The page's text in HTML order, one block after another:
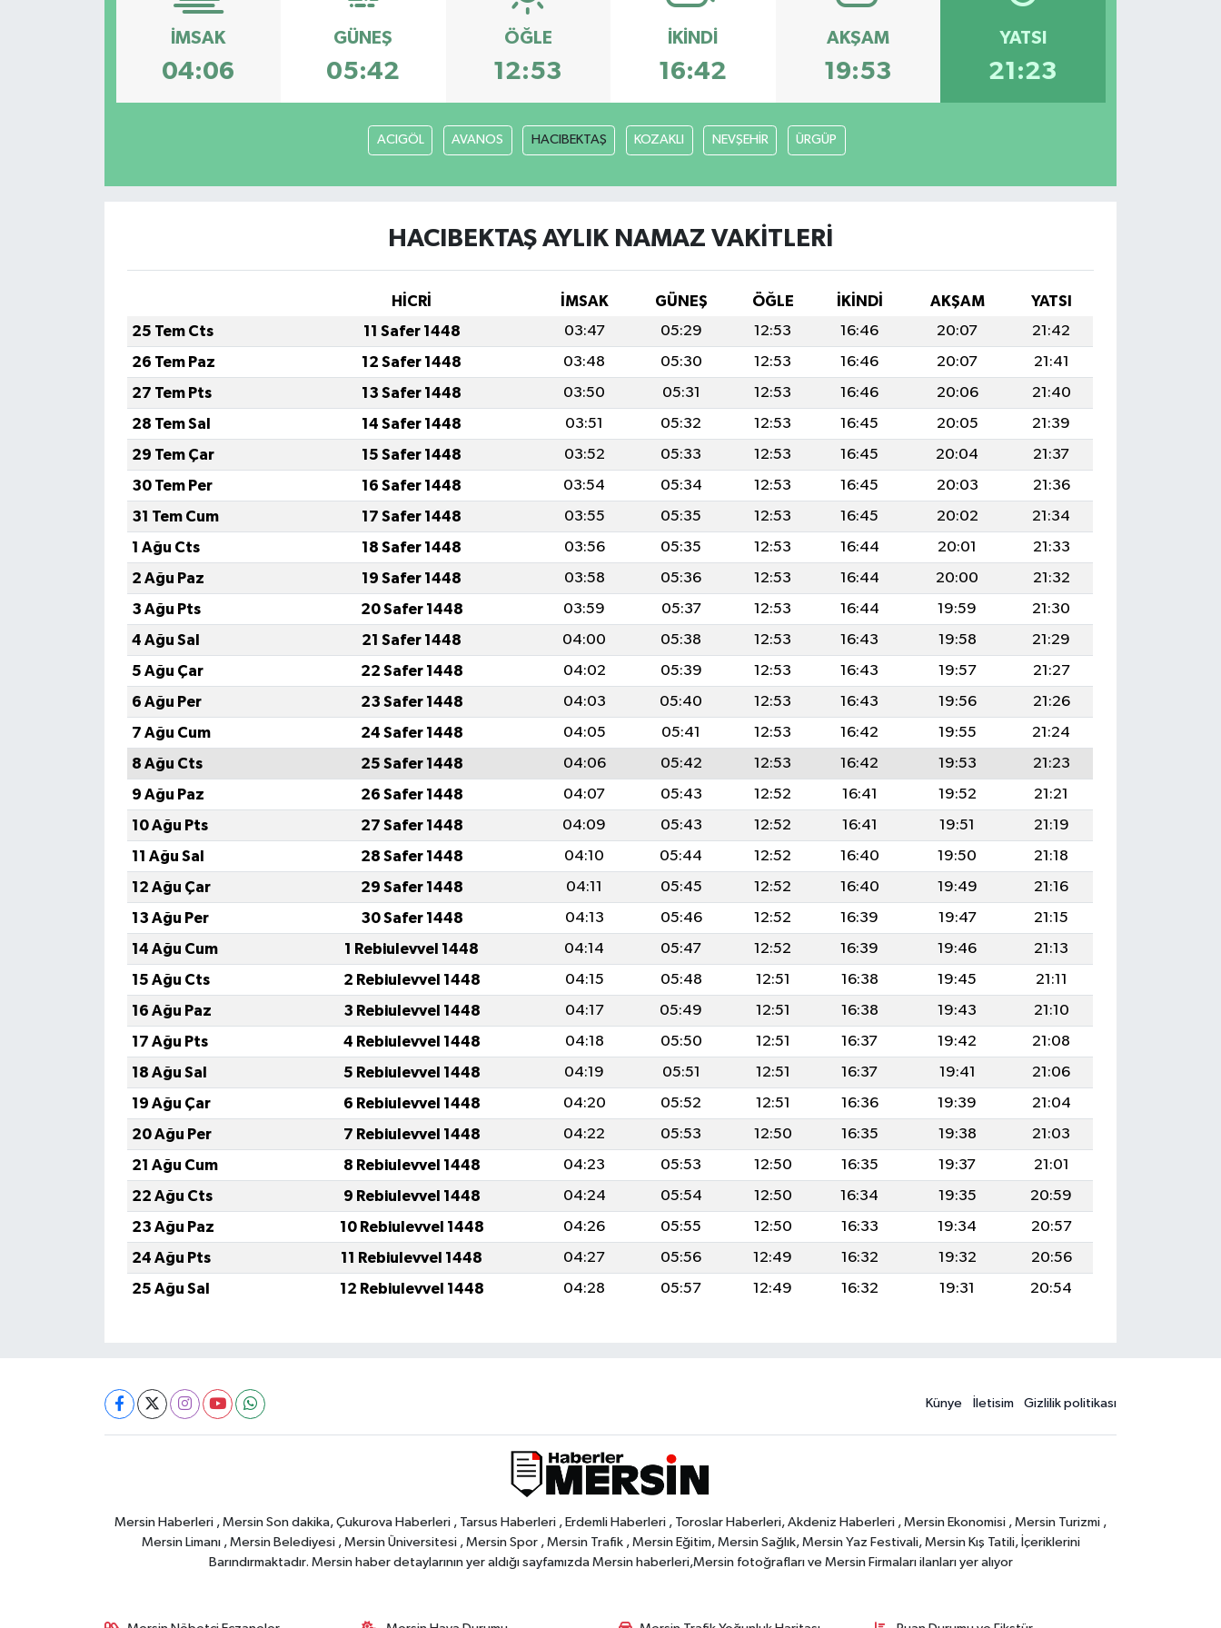
İMSAK
04:06
GÜNEŞ
05:42
ÖĞLE
12:53
İKINDI
16:42
AKŞAM
19:53
YATSI
21:23
ACIGÖL AVANOS HACIBEKTAŞ KOZAKLI NEVŞEHİR ÜRGÜP
HACIBEKTAŞ AYLIK NAMAZ VAKITLERI
HİCRİ İMSAK GÜNEŞ ÖĞLE İKINDI AKŞAM
YATSI
25 Tem Cts
11 Safer 1448 03:47 05:29 12:53 16:46 20:07
21:42
26 Tem Paz
12 Safer 1448 03:48 05:30 12:53 16:46 20:07
21:41
27 Tem Pts
13 Safer 1448 03:50 05:31 12:53 16:46 20:06
21:40
28 Tem Sal
14 Safer 1448 03:51 05:32 12:53 16:45 20:05
21:39
29 Tem Çar
15 Safer 1448 03:52 05:33 12:53 16:45 20:04
21:37
30 Tem Per
16 Safer 1448 03:54 05:34 12:53 16:45 20:03
21:36
31 Tem Cum
17 Safer 1448 03:55 05:35 12:53 16:45 20:02
21:34
1 Ağu Cts
18 Safer 1448 03:56 05:35 12:53 16:44 20:01
21:33
2 Ağu Paz
19 Safer 1448 03:58 05:36 12:53 16:44 20:00
21:32
3 Ağu Pts
20 Safer 1448 03:59 05:37 12:53 16:44 19:59
21:30
4 Ağu Sal
21 Safer 1448 04:00 05:38 12:53 16:43 19:58
21:29
5 Ağu Çar
22 Safer 1448 04:02 05:39 12:53 16:43 19:57
21:27
6 Ağu Per
23 Safer 1448 04:03 05:40 12:53 16:43 19:56
21:26
7 Ağu Cum
24 Safer 1448 04:05 05:41 12:53 16:42 19:55
21:24
8 Ağu Cts
25 Safer 1448 04:06 05:42 12:53 16:42 19:53
21:23
9 Ağu Paz
26 Safer 1448 04:07 05:43 12:52 16:41 19:52
21:21
10 Ağu Pts
27 Safer 1448 04:09 05:43 12:52 16:41 19:51
21:19
11 Ağu Sal
28 Safer 1448 04:10 05:44 12:52 16:40 19:50
21:18
12 Ağu Çar
29 Safer 1448 04:11 05:45 12:52 16:40 19:49
21:16
13 Ağu Per
30 Safer 1448 04:13 05:46 12:52 16:39 19:47
21:15
14 Ağu Cum
1 Rebiulevvel 1448 04:14 05:47 12:52 16:39 19:46
21:13
15 Ağu Cts
2 Rebiulevvel 1448 04:15 05:48 12:51 16:38 19:45
21:11
16 Ağu Paz
3 Rebiulevvel 1448 04:17 05:49 12:51 16:38 19:43
21:10
17 Ağu Pts
4 Rebiulevvel 1448 04:18 05:50 12:51 16:37 19:42
21:08
18 Ağu Sal
5 Rebiulevvel 1448 04:19 05:51 12:51 16:37 19:41
21:06
19 Ağu Çar
6 Rebiulevvel 1448 04:20 05:52 12:51 16:36 19:39
21:04
20 Ağu Per
7 Rebiulevvel 1448 04:22 05:53 12:50 16:35 19:38
21:03
21 Ağu Cum
8 Rebiulevvel 1448 04:23 05:53 12:50 16:35 19:37
21:01
22 Ağu Cts
9 Rebiulevvel 1448 04:24 05:54 12:50 16:34 19:35
20:59
23 Ağu Paz
10 Rebiulevvel 1448 04:26 05:55 12:50 16:33 19:34
20:57
24 Ağu Pts
11 Rebiulevvel 1448 04:27 05:56 12:49 16:32 19:32
20:56
25 Ağu Sal
12 Rebiulevvel 1448 04:28 05:57 12:49 16:32 19:31 20:54
Künye İletisim Gizlilik politikası
Mersin Haberleri , Mersin Son dakika, Çukurova Haberleri , Tarsus Haberleri , Erdemli Haberleri , Toroslar Haberleri, Akdeniz Haberleri , Mersin Ekonomisi , Mersin Turizmi ,
Mersin Limanı , Mersin Belediyesi , Mersin Üniversitesi , Mersin Spor , Mersin Trafik , Mersin Eğitim, Mersin Sağlık, Mersin Yaz Festivali, Mersin Kış Tatili, İçeriklerini
Barındırmaktadır. Mersin haber detaylarının yer aldığı sayfamızda Mersin haberleri,Mersin fotoğrafları ve Mersin Firmaları ilanları yer alıyor